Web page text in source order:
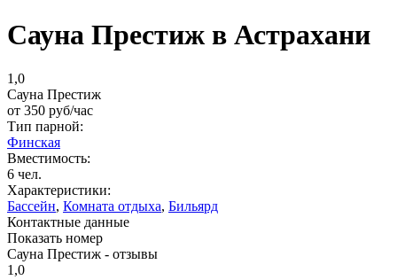
Сауна Престиж в Астрахани
1,0
Сауна Престиж
от 350 руб/час
Тип парной:
Финская
Вместимость:
6 чел.
Характеристики:
Бассейн, Комната отдыха, Бильярд
Контактные данные
Показать номер
Сауна Престиж - отзывы
1,0